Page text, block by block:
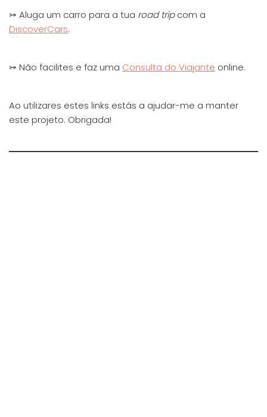
⤖ Aluga um carro para a tua road tripcom a
DiscoverCars.
⤖ Não facilites e faz uma Consulta do Viajante online.
Ao utilizares estes links estás a ajudar-me a manter
este projeto. Obrigada!